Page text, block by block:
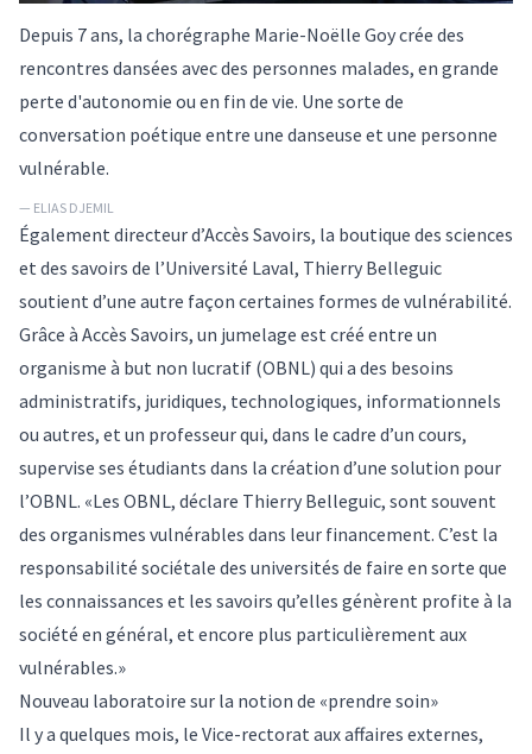
Depuis 7 ans, la chorégraphe Marie-Noëlle Goy crée des
rencontres dansées avec des personnes malades, en grande
perte d'autonomie ou en fin de vie. Une sorte de
conversation poétique entre une danseuse et une personne
vulnérable.
— ELIAS DJEMIL
Également directeur d’Accès Savoirs, la boutique des sciences
et des savoirs de l’Université Laval, Thierry Belleguic
soutient d’une autre façon certaines formes de vulnérabilité.
Grâce à Accès Savoirs, un jumelage est créé entre un
organisme à but non lucratif (OBNL) qui a des besoins
administratifs, juridiques, technologiques, informationnels
ou autres, et un professeur qui, dans le cadre d’un cours,
supervise ses étudiants dans la création d’une solution pour
l’OBNL. «Les OBNL, déclare Thierry Belleguic, sont souvent
des organismes vulnérables dans leur financement. C’est la
responsabilité sociétale des universités de faire en sorte que
les connaissances et les savoirs qu’elles génèrent profite à la
société en général, et encore plus particulièrement aux
vulnérables.»
Nouveau laboratoire sur la notion de «prendre soin»
Il y a quelques mois, le Vice-rectorat aux affaires externes,